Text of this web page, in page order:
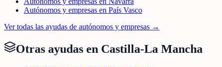
Autónomos y empresas en País Vasco
Ver todas las ayudas de autónomos y empresas →
Otras ayudas en Castilla-La Mancha